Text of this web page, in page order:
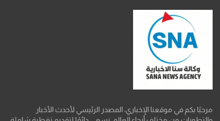
مرحبًا بكم في موقعنا الإخباري، المصدر الرئيسي لأحدث الأخبار